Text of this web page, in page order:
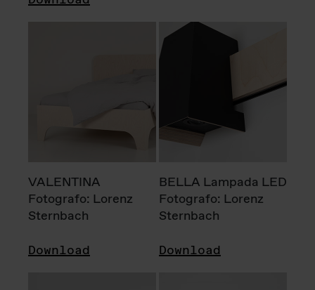
VALENTINA
Fotografo: Lorenz
Sternbach
Download
BELLA Lampada LED
Fotografo: Lorenz
Sternbach
Download